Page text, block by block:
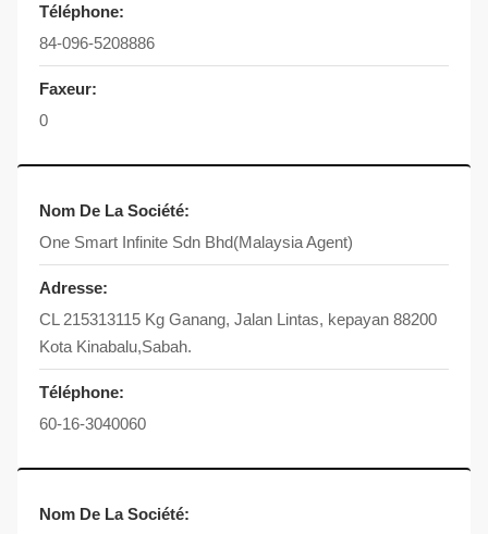
Téléphone:
84-096-5208886
Faxeur:
0
Nom De La Société:
One Smart Infinite Sdn Bhd(Malaysia Agent)
Adresse:
CL 215313115 Kg Ganang, Jalan Lintas, kepayan 88200
Kota Kinabalu,Sabah.
Téléphone:
60-16-3040060
Nom De La Société: